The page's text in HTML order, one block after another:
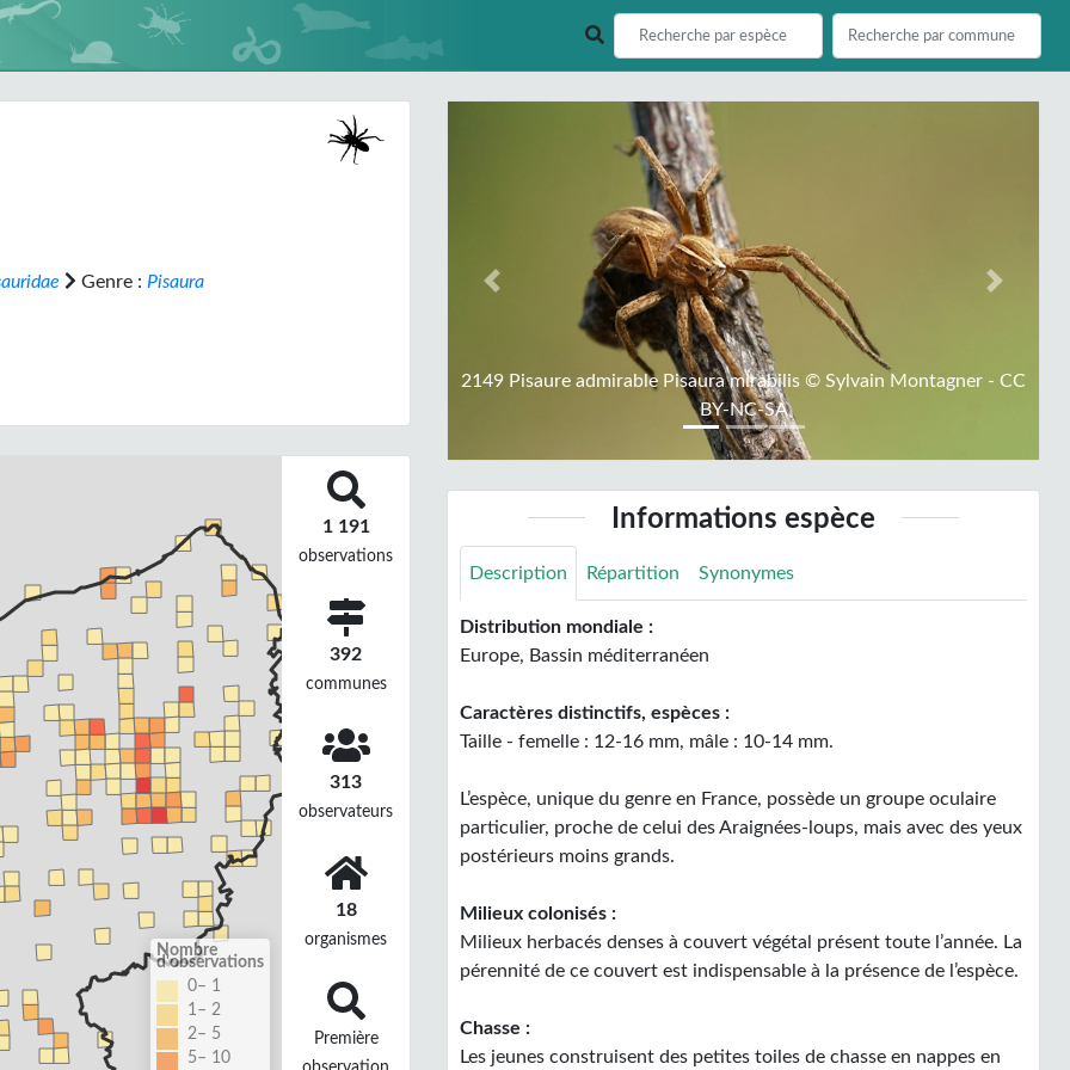
Genre : Pisaura
Nombre
d'observations
0– 1
1– 2
2– 5
5– 10
1 191
observations
392
communes
313
observateurs
18
organismes
Première
2149 Pisaure admirable Pisaura mirabilis © Sylvain Montagner - CC
BY-NC-SA
Previous Next
Informations espèce
Description Répartition Synonymes
Distribution mondiale :
Europe, Bassin méditerranéen
Caractères distinctifs, espèces :
Taille - femelle : 12-16 mm, mâle : 10-14 mm.
L’espèce, unique du genre en France, possède un groupe oculaire
particulier, proche de celui des Araignées-loups, mais avec des yeux
postérieurs moins grands.
Milieux colonisés :
Milieux herbacés denses à couvert végétal présent toute l’année. La
pérennité de ce couvert est indispensable à la présence de l’espèce.
Chasse :
Les jeunes construisent des petites toiles de chasse en nappes en